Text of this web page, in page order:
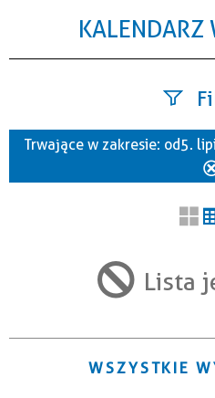
KALENDARZ
Szukana fraza
Trwające w zakresie
Trwające w zakresie: od 5.
Lista
WSZYSTKIE